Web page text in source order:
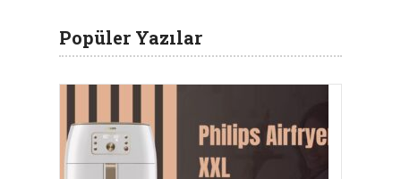
Popüler Yazılar